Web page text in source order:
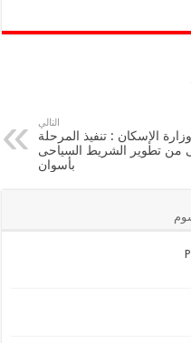
التالي
وزارة الإسكان : تنفيذ المرحلة
من تطوير الشريط السياحى
بأسوان